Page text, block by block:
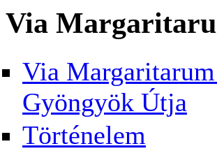
Via
Via
Gyöngyök Útja
Történelem